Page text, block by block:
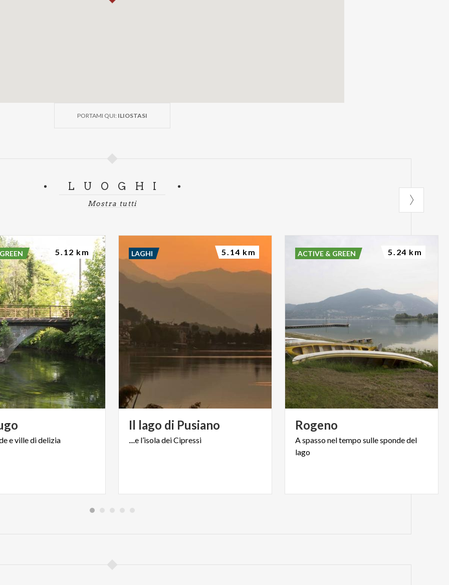
PORTAMI QUI: ILIOSTASI
LUOGHI
Mostra tutti
evilledidelizia
5.12 km
Il lago di Pusiano
....e l’isoladeiCipressi
LAGHI 5.14 km
Rogeno
Aspassoneltemposullespondedel
lago
ACTIVE & GREEN 5.24 km